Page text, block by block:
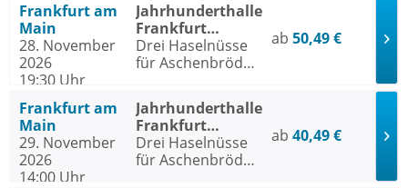
Frankfurt am
Main
28. November
2026
19:30 Uhr
Jahrhunderthalle
Frankfurt
Frankfurt am
Main
Drei Haselnüsse
für Aschenbrödel
ab 50,49 €
Frankfurt am
Main
29. November
2026
14:00 Uhr
Jahrhunderthalle
Frankfurt
Frankfurt am
Main
Drei Haselnüsse
für Aschenbrödel
ab 40,49 €